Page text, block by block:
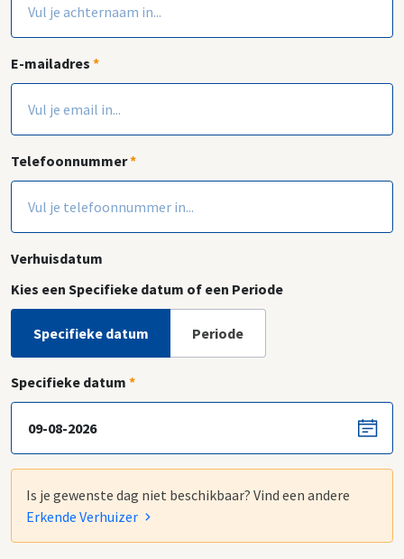
E-mailadres *
Telefoonnummer*
Verhuisdatum
Kies een Specifieke datum of een Periode
Specifieke datum Periode
Specifieke datum *
Is je gewenste dag niet beschikbaar? Vind een andere
Erkende Verhuizer